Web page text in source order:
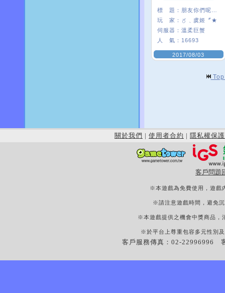
標 題：
玩 家：
〥﹑虞姬〞★
伺服器： 溫柔巨蟹
人 氣： 16693
2017/08/03
關於我們 | 使用者合約 | 隱私權保護
客戶問題
※本遊戲為免費使用，遊戲
※請注意遊戲時間，避免
※本遊戲提供之機會中獎商品，
※於平台上尊重包容多元性別
客戶服務傳真：02-22996996